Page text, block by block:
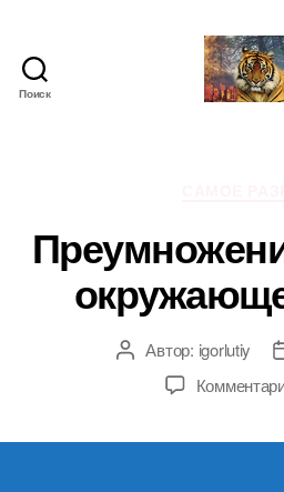
Поиск
Автор
записи
Автор: igorlutiy